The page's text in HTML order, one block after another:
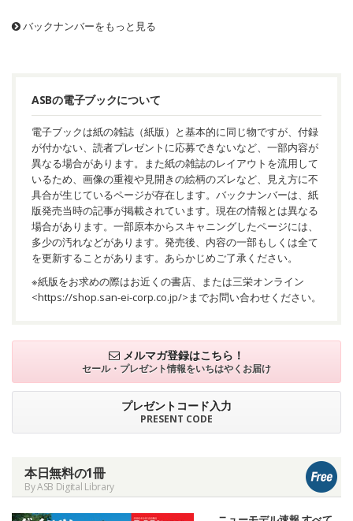
バックナンバーをもっと見る
ASBの電子ブックについて
電子ブックは紙の雑誌（紙版）と基本的に同じ物ですが、付録
が付かない、読者プレゼントに応募できないなど、一部内容が
異なる場合があります。また紙の雑誌のレイアウトを流用して
いるため、画像の重複や見開きの絵柄のズレなど、見え方に不
具合が生じているページが存在します。バックナンバーは、紙
版発売当時の記事が掲載されています。現在の情報とは異なる
場合があります。一部原本からスキャニングしたページには、
多少の汚れなどがあります。発売後、内容の一部もしくは全て
を更新することがあります。あらかじめご了承ください。
※紙版をお求めの際はお近くの書店、または三栄オンライン
<https://shop.san-ei-corp.co.jp/>までお問い合わせください。
メルマガ登録はこちら！
セール・プレゼント情報をいちはやくお届け
プレゼントコード入力
PRESENT CODE
本日無料の1冊
By ASB Digital Library